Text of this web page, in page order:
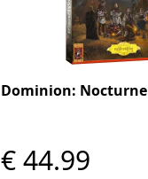
Dominion: Nocturne
€ 44.99